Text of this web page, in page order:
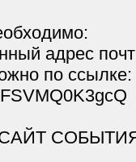
адрес
по ссылке:
СОБЫТИЯ"